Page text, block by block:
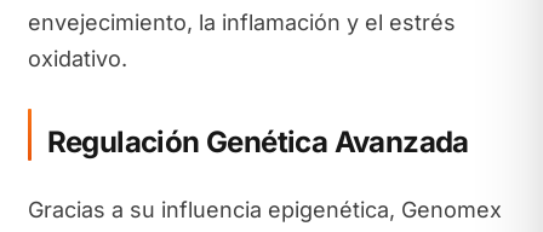
envejecimiento, la inflamación y el estrés
oxidativo.
Regulación Genética Avanzada
Gracias a su influencia epigenética, Genomex